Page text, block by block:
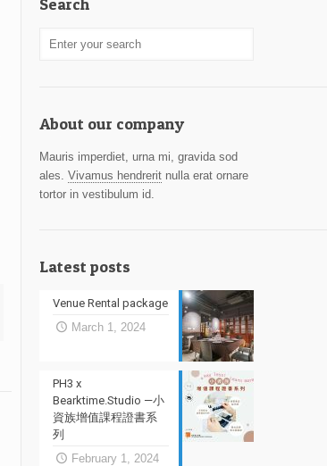
Search
About our company
Mauris imperdiet, urna mi, gravida sod
ales.Vivamus hendrerit nulla erat ornare
tortor in vestibulum id.
Latest posts
Venue Rental package
March 1, 2024
PH3 x
Bearktime.Studio —小
資族增值課程證書系
列
February 1, 2024